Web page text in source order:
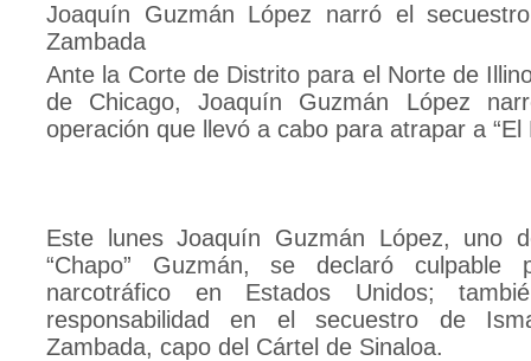
Joaquín Guzmán López narró el
Zambada
Ante la Corte de Distrito para el Norte de
de Chicago, Joaquín Guzmán López
operación que llevó a cabo para atrapar a “El
Este lunes Joaquín Guzmán López, uno
“Chapo” Guzmán, se declaró culpable
narcotráfico en Estados Unidos;
responsabilidad en el secuestro de
Zambada, capo del Cártel de Sinaloa.